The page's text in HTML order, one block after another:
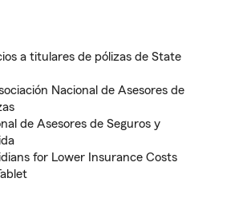
a titulares de pólizas de State
Nacional de Asesores de
de Asesores de Seguros y
for Lower Insurance Costs